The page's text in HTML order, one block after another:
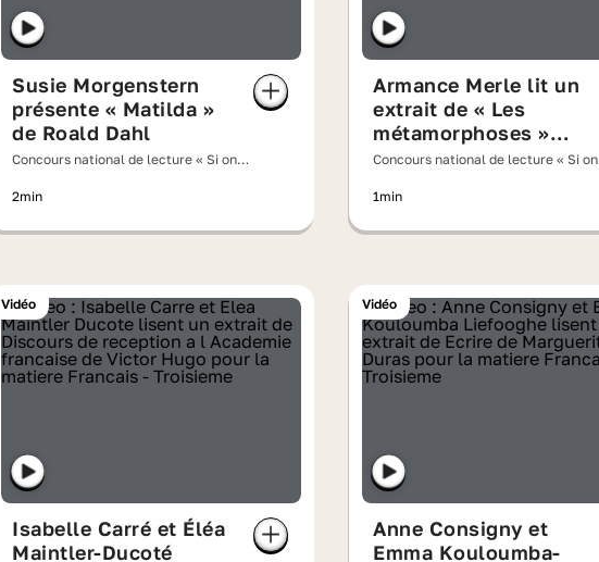
Susie Morgenstern
présente « Matilda »
de Roald Dahl
Concours national de lecture « Si on
2min
Armance Merle lit un
extrait de « Les
métamorphoses »
d'Ovide
Concours national de lecture « Si on
1min
Vidéo
Isabelle Carré et Éléa
Maintler-Ducoté
Vidéo
Anne Consigny et
Emma Kouloumba-